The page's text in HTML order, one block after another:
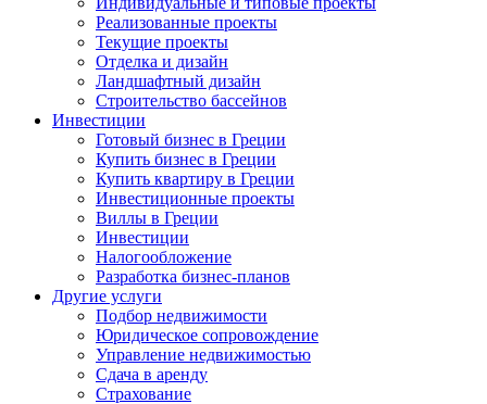
Реализованные проекты
Текущие проекты
Отделка и дизайн
Ландшафтный дизайн
Строительство бассейнов
Инвестиции
Готовый бизнес в Греции
Купить бизнес в Греции
Купить квартиру в Греции
Инвестиционные проекты
Виллы в Греции
Инвестиции
Налогообложение
Разработка бизнес-планов
Другие услуги
Подбор недвижимости
Юридическое сопровождение
Управление недвижимостью
Сдача в аренду
Страхование